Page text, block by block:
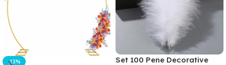
-13%
Set 100 Pene Decorative